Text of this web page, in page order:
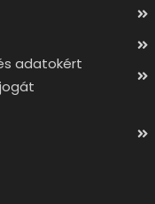
adatokért